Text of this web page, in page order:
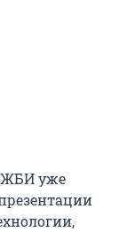
ЖБИ уже